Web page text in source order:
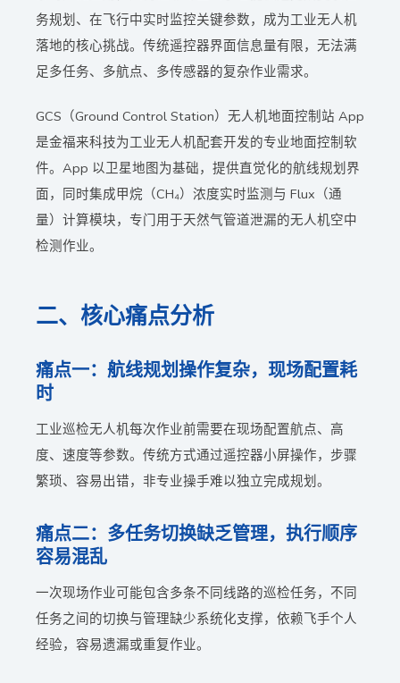
务规划、在飞行中实时监控关键参数，成为工业无人机
落地的核心挑战。传统遥控器界面信息量有限，无法满
足多任务、多航点、多传感器的复杂作业需求。
GCS（Ground Control Station）无人机地面控制站 App
是金福来科技为工业无人机配套开发的专业地面控制软
件。App 以卫星地图为基础，提供直觉化的航线规划界
面，同时集成甲烷（CH₄）浓度实时监测与 Flux（通
量）计算模块，专门用于天然气管道泄漏的无人机空中
检测作业。
二、核心痛点分析
痛点一：航线规划操作复杂，现场配置耗
时
工业巡检无人机每次作业前需要在现场配置航点、高
度、速度等参数。传统方式通过遥控器小屏操作，步骤
繁琐、容易出错，非专业操手难以独立完成规划。
痛点二：多任务切换缺乏管理，执行顺序
容易混乱
一次现场作业可能包含多条不同线路的巡检任务，不同
任务之间的切换与管理缺少系统化支撑，依赖飞手个人
经验，容易遗漏或重复作业。